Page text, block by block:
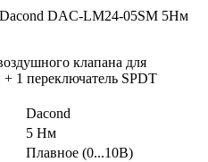
клапана для
1 переключатель SPDT
Dacond
5 Нм
Плавное (0...10В)